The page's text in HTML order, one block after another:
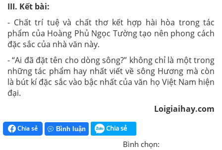
III. Kết bài:
- Chất trí tuệ và chất thơ kết hợp hài hòa trong tác
phẩm của Hoàng Phủ Ngọc Tường tạo nên phong cách
đặc sắc của nhà văn này.
- “Ai đã đặt tên cho dòng sông?” không chỉ là một trong
những tác phẩm hay nhất viết về sông Hương mà còn
là bút kí đặc sắc vào bậc nhất của văn họ Việt Nam hiện
đại.
Loigiaihay.com
Chia sẻ Bình luận Chia sẻ
Bình chọn: